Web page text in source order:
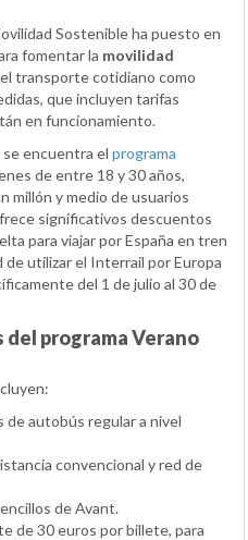
Sostenible ha puesto en
fomentar la movilidad
transporte cotidiano como
que incluyen tarifas
en funcionamiento.
encuentra el programa
de entre 18 y 30 años,
millón y medio de usuarios
significativos descuentos
para viajar por España en tren
de utilizar el Interrail por Europa
del 1 de julio al 30 de
programa Verano
de autobús regular a nivel
convencional y red de
de Avant.
de 30 euros por billete, para